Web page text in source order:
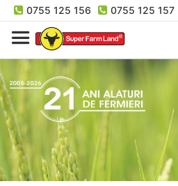
0755 125 156 0755 125 157